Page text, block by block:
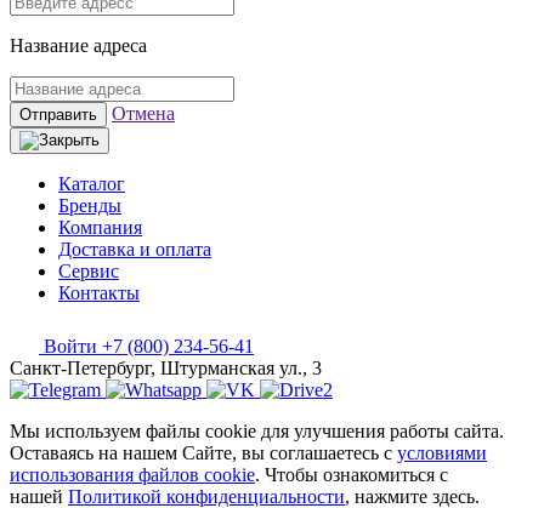
Название адреса
Отправить Отмена
Каталог
Бренды
Компания
Доставка и оплата
Сервис
Контакты
Войти +7 (800) 234-56-41
Санкт-Петербург, Штурманская ул., 3
Мы используем файлы cookie для улучшения работы сайта.
Оставаясь на нашем Сайте, вы соглашаетесь с условиями
использования файлов cookie. Чтобы ознакомиться с
нашей Политикой конфиденциальности, нажмите здесь.